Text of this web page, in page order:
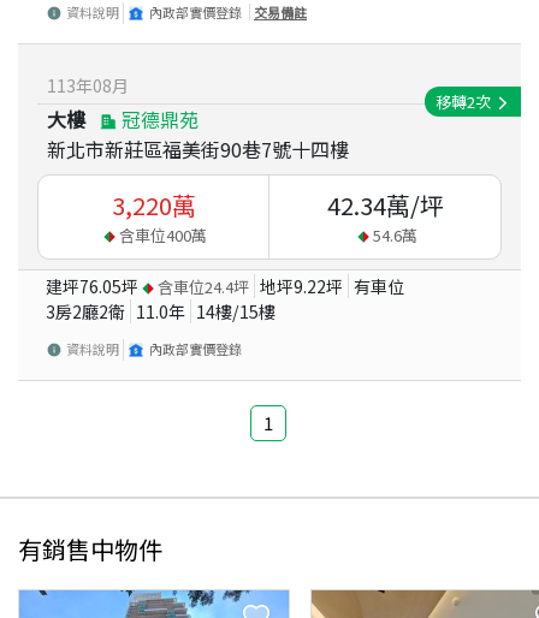
資料說明 內政部實價登錄 交易備註
113年08月
大樓
冠德鼎苑
新北市新莊區福美街90巷7號十四樓
移轉2次
3,220萬
含車位400萬
42.34萬/坪
54.6萬
建坪76.05坪 含車位24.4坪 地坪9.22坪 有車位
3房2廳2衛 11.0年 14樓/15樓
資料說明 內政部實價登錄
1
有銷售中物件